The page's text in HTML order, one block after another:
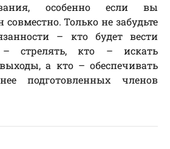
особенно если вы
совместно. Только не забудьте
– кто будет вести
– стрелять, кто – искать
а кто – обеспечивать
подготовленных членов